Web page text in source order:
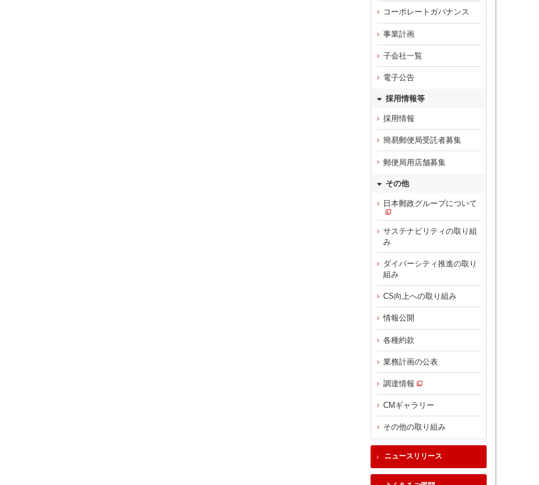
コーポレートガバナンス
事業計画
子会社一覧
電子公告
採用情報等
採用情報
簡易郵便局受託者募集
郵便局用店舗募集
その他
日本郵政グループについて
サステナビリティの取り組
み
ダイバーシティ推進の取り
組み
CS向上への取り組み
情報公開
各種約款
業務計画の公表
調達情報
CMギャラリー
その他の取り組み
ニュースリリース